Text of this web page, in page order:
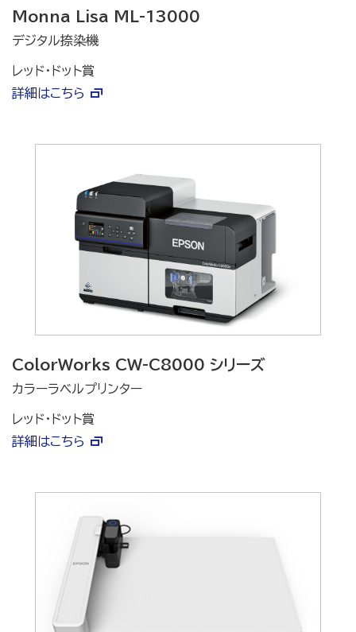
Monna Lisa ML-13000
デジタル捺染機
レッド・ドット賞
詳細はこちら
ColorWorks CW-C8000 シリーズ
カラーラベルプリンター
レッド・ドット賞
詳細はこちら